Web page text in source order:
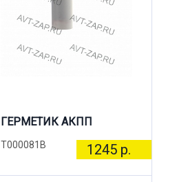
ГЕРМЕТИК АКПП
T000081B 1245 р.